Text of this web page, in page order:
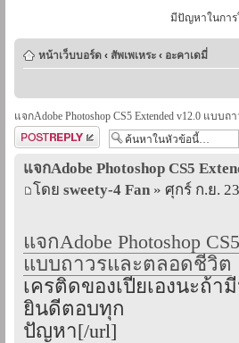
มีปัญหาในการ
หน้าเว็บบอร์ด ‹ สัพเพเหระ ‹ อะคาเดมี่
แจกAdobe Photoshop CS5 Extended v12.0 แบบ
ตอบกระทู้
แจกAdobe Photoshop CS5
โดย sweety-4 Fan » ศุกร์ ก.ย.
แจกAdobe Photoshop
แบบถาวรและตลอดชีวิต
เครติดของเปียเองนะถ้
ยินดีตอบทุก
ปัญหา[/url]